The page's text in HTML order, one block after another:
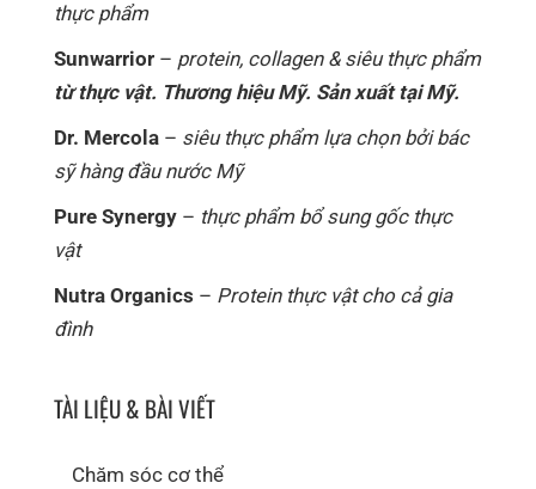
thực phẩm
Sunwarrior – protein, collagen & siêu thực phẩm
từ thực vật. Thương hiệu Mỹ. Sản xuất tại Mỹ.
Dr. Mercola – siêu thực phẩm lựa chọn bởi bác
sỹ hàng đầu nước Mỹ
Pure Synergy – thực phẩm bổ sung gốc thực
vật
Nutra Organics – Protein thực vật cho cả gia
đình
TÀI LIỆU & BÀI VIẾT
Chăm sóc cơ thể